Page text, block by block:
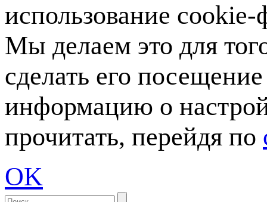
использование
Мы делаем это для
сделать его
информацию о
прочитать, перейдя по
OK